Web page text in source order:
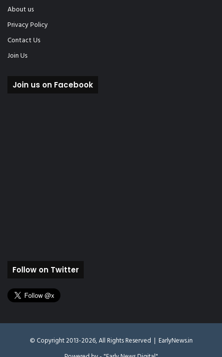
About us
Privacy Policy
Contact Us
Join Us
Join us on Facebook
Follow on Twitter
© Copyright 2013-2026, All Rights Reserved | EarlyNews.in